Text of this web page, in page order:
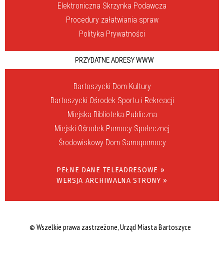
Elektroniczna Skrzynka Podawcza
Procedury załatwiania spraw
Polityka Prywatności
PRZYDATNE ADRESY WWW
Bartoszycki Dom Kultury
Bartoszycki Ośrodek Sportu i Rekreacji
Miejska Biblioteka Publiczna
Miejski Ośrodek Pomocy Społecznej
Środowiskowy Dom Samopomocy
PEŁNE DANE TELEADRESOWE »
WERSJA ARCHIWALNA STRONY »
© Wszelkie prawa zastrzeżone, Urząd Miasta Bartoszyce